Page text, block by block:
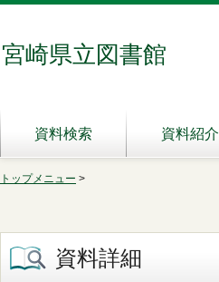
宮崎県立図書館
資料検索 資料紹介
トップメニュー >
資料詳細